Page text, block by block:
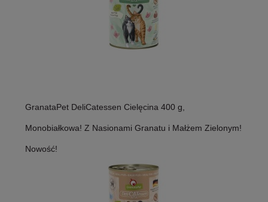
GranataPet DeliCatessen Cielęcina 400 g,
Monobiałkowa! Z Nasionami Granatu i Małżem Zielonym!
Nowość!